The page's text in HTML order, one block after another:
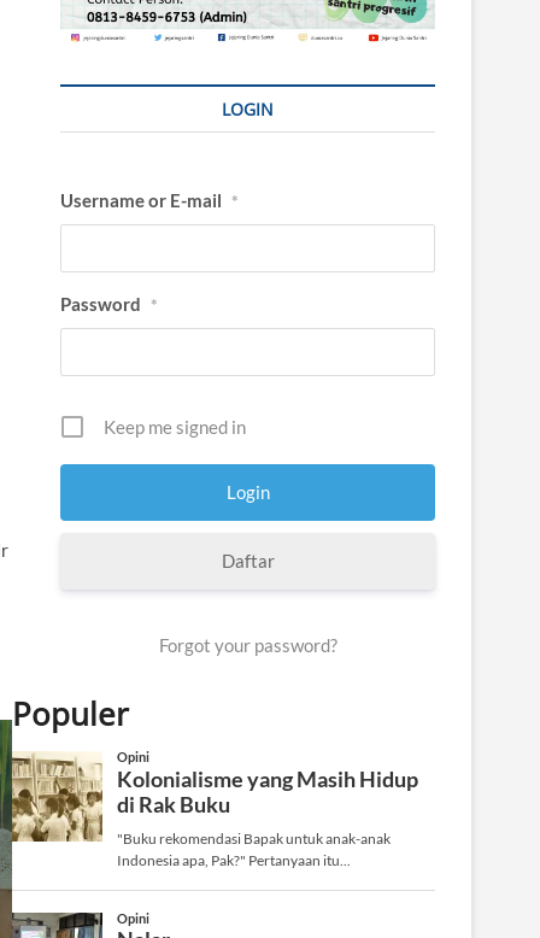
LOGIN
Username or E-mail *
Password *
Keep me signed in
Daftar
Forgot your password?
Populer